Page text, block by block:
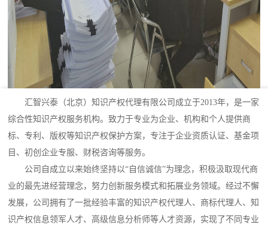
汇智兴泰（北京）知识产权代理有限公司成立于2013年，是一家
综合性知识产权服务机构。致力于专业为企业、机构和个人提供商
标、专利、版权等知识产权保护方案，专注于企业资质认证、基金项
目、初创企业专服、财税咨询等服务。
公司自成立以来始终坚持以“自信诚信”为理念，积极汲取现代商
业的最先进经营理念，努力创新服务模式和拓展业务领域。经过不懈
发展，公司拥有了一批经验丰富的知识产权代理人、商标代理人、知
识产权信息领军人才、高级信息分析师等人才资源，实现了不同专业